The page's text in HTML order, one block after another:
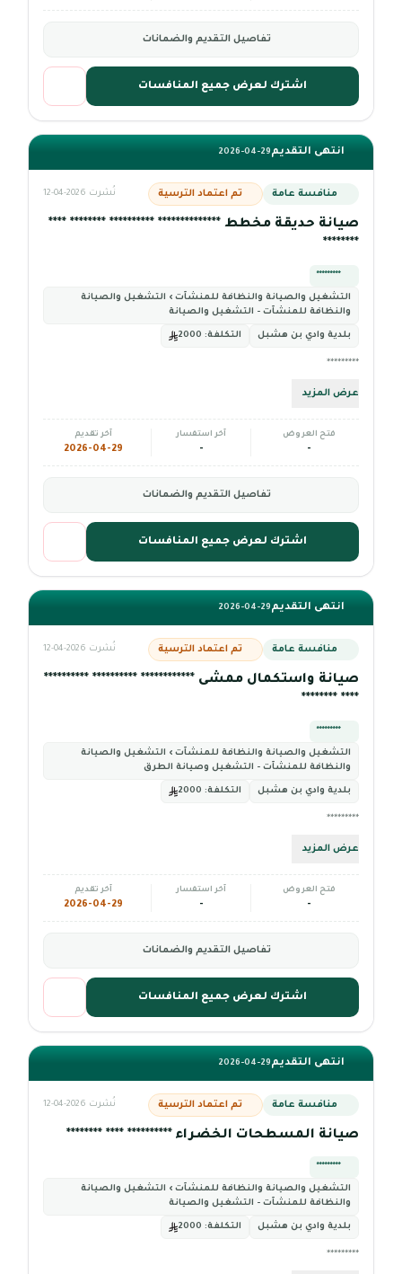
تفاصيل التقديم والضمانات
اشترك لعرض جميع المنافسات
انتهى التقديم2026-04-29
منافسة عامة تم اعتماد الترسية نُشرت 2026-04-12
صيانة حديقة مخطط ************** ********** ******** ****
********
*********
التشغيل والصيانة والنظافة للمنشآت › التشغيل والصيانة
والنظافة للمنشآت - التشغيل والصيانة
بلدية وادي بن هشبل التكلفة:
*********
عرض المزيد
فتح العروض
-
آخر استفسار
-
آخر تقديم
2026-04-29
تفاصيل التقديم والضمانات
اشترك لعرض جميع المنافسات
انتهى التقديم2026-04-29
منافسة عامة تم اعتماد الترسية نُشرت 2026-04-12
صيانة واستكمال ممشى ************ ********** **********
**** ********
*********
التشغيل والصيانة والنظافة للمنشآت › التشغيل والصيانة
والنظافة للمنشآت - التشغيل وصيانة الطرق
بلدية وادي بن هشبل التكلفة:
*********
عرض المزيد
فتح العروض
-
آخر استفسار
-
آخر تقديم
2026-04-29
تفاصيل التقديم والضمانات
اشترك لعرض جميع المنافسات
انتهى التقديم2026-04-29
منافسة عامة تم اعتماد الترسية نُشرت 2026-04-12
صيانة المسطحات الخضراء ********** **** ********
*********
التشغيل والصيانة والنظافة للمنشآت › التشغيل والصيانة
والنظافة للمنشآت - التشغيل والصيانة
بلدية وادي بن هشبل التكلفة:
*********